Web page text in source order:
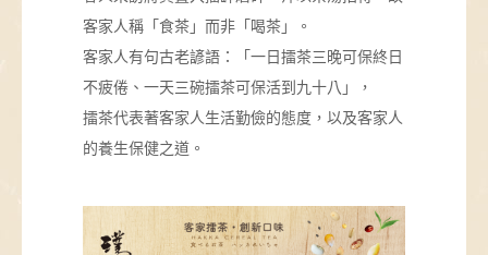
客家人稱「食茶」而非「喝茶」。
客家人有句古老諺語：「一日擂茶三晚可保終日
不疲倦、一天三碗擂茶可保活到九十八」，
擂茶代表著客家人生活勤儉的態度，以及客家人
的養生保健之道。